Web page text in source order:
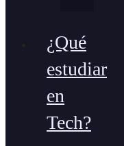
¿Qué
estudiar
en
Tech?